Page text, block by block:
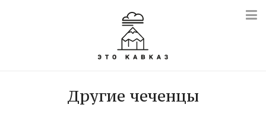
Другие чеченцы